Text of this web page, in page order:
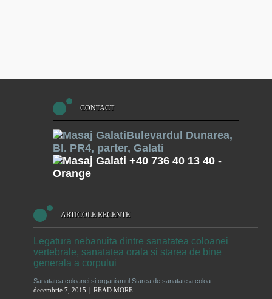
CONTACT
Bulevardul Dunarea,
Bl. PR4, parter, Galati
+40 736 40 13 40-
Orange
ARTICOLE RECENTE
Legatura nebanuita dintre sanatatea coloanei
vertebrale, sanatatea orala si starea de bine
generala a corpului
Sanatatea coloanei si organismul Starea de sanatate a coloa
decembrie 7, 2015
READ MORE